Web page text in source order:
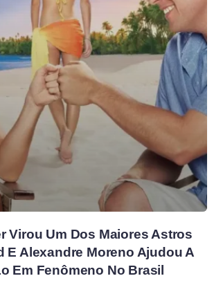
Virou Um Dos Maiores Astros
E Alexandre Moreno Ajudou A
Em Fenômeno No Brasil